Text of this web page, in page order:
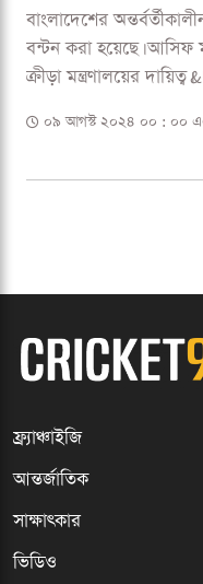
বাংলাদেশের
বন্টন করা হয়েছে।
ক্রীড়া মন্ত্রণালয়ের
০৯ আগস্ট ২০২৪ ০০ : ০০
ফ্র্যাঞ্চাইজি
আন্তর্জাতিক
সাক্ষাৎকার
ভিডিও